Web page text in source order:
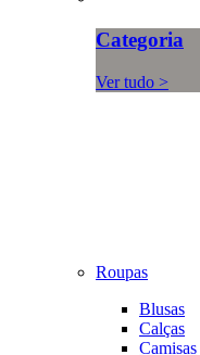
Categoria
Ver tudo >
Roupas
Blusas
Calças
Camisas